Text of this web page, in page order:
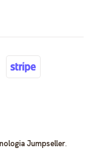
Jumpseller.